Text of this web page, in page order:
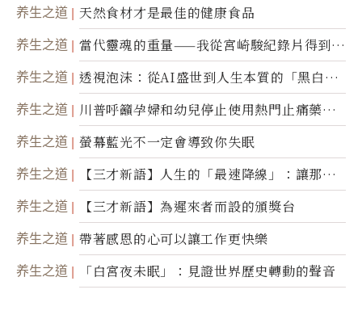
养生之道 天然食材才是最佳的健康食品
养生之道
當代靈魂的重量——我從宮崎駿紀錄片得到的
省思
养生之道
透視泡沫：從AI盛世到人生本質的「黑白一
瞬」
养生之道
川普呼籲孕婦和幼兒停止使用熱門止痛藥泰
諾
养生之道 螢幕藍光不一定會導致你失眠
养生之道
【三才新語】人生的「最速降線」：讓那道
光，帶你滑向自己
养生之道 【三才新語】為遲來者而設的頒獎台
养生之道 帶著感恩的心可以讓工作更快樂
养生之道 「白宮夜未眠」：見證世界歷史轉動的聲音